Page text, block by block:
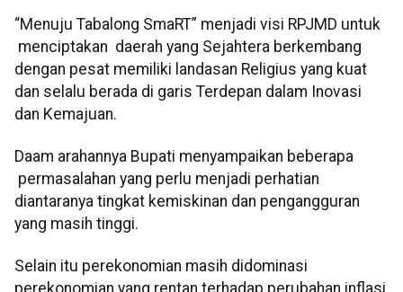
“Menuju Tabalong SmaRT” menjadi visi RPJMD untuk
menciptakan daerah yang Sejahtera berkembang
dengan pesat memiliki landasan Religius yang kuat
dan selalu berada di garis Terdepan dalam Inovasi
dan Kemajuan.
Daam arahannya Bupati menyampaikan beberapa
permasalahan yang perlu menjadi perhatian
diantaranya tingkat kemiskinan dan pengangguran
yang masih tinggi.
Selain itu perekonomian masih didominasi